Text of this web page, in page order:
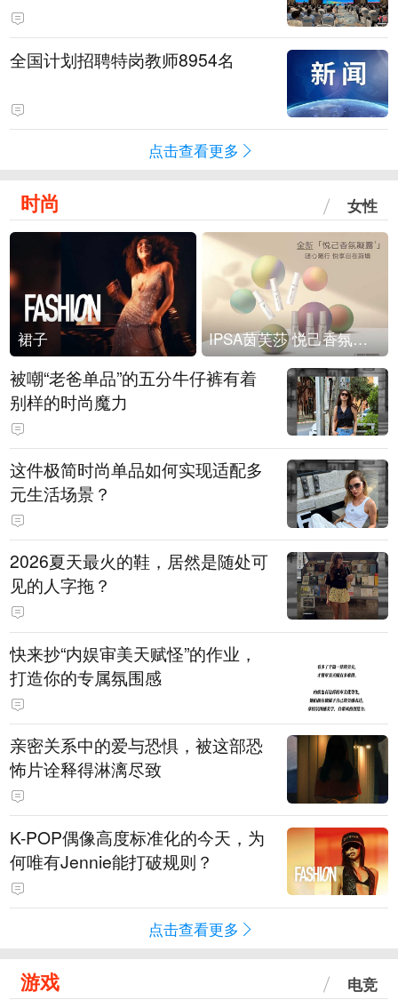
全国计划招聘特岗教师8954名
点击查看更多
时尚 女性
裙子 IPSA茵芙莎 悦己香氛凝露上市
被嘲“老爸单品”的五分牛仔裤有着
别样的时尚魔力
这件极简时尚单品如何实现适配多
元生活场景？
2026夏天最火的鞋，居然是随处可
见的人字拖？
快来抄“内娱审美天赋怪”的作业，
打造你的专属氛围感
亲密关系中的爱与恐惧，被这部恐
怖片诠释得淋漓尽致
K-POP偶像高度标准化的今天，为
何唯有Jennie能打破规则？
点击查看更多
游戏 电竞